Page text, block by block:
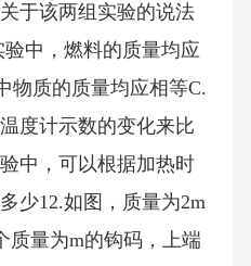
于该两组实验的说法
中，燃料的质量均应
物质的质量均应相等C.
度计示数的变化来比
中，可以根据加热时
少12.如图，质量为2m
质量为m的钩码，上端